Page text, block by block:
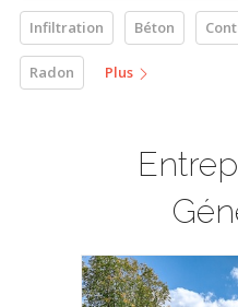
Infiltration Béton
Radon Plus